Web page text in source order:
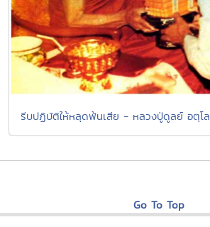
รีบปฏิบัติให้หลุดพ้นเสีย - หลวงปู่ดูลย์ อตุโล
Go To Top